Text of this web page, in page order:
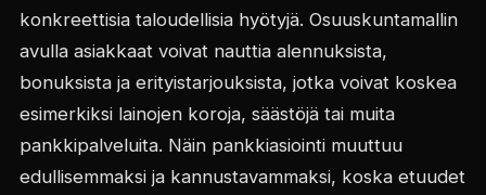
konkreettisia taloudellisia hyötyjä. Osuuskuntamallin
avulla asiakkaat voivat nauttia alennuksista,
bonuksista ja erityistarjouksista, jotka voivat koskea
esimerkiksi lainojen koroja, säästöjä tai muita
pankkipalveluita. Näin pankkiasiointi muuttuu
edullisemmaksi ja kannustavammaksi, koska etuudet